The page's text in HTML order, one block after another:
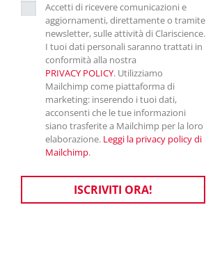
Accetti di ricevere comunicazioni e
aggiornamenti, direttamente o tramite
newsletter, sulle attività di Clariscience.
I tuoi dati personali saranno trattati in
conformità alla nostra
PRIVACY POLICY. Utilizziamo
Mailchimp come piattaforma di
marketing: inserendo i tuoi dati,
acconsenti che le tue informazioni
siano trasferite a Mailchimp per la loro
elaborazione. Leggi la privacy policy di
Mailchimp.
ISCRIVITI ORA!